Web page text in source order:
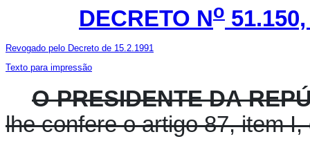
DECRETO No
Revogado pelo Decreto de 15.2.1991
Texto para impressão
O PRESIDENTE DA
lhe confere o artigo 87, item